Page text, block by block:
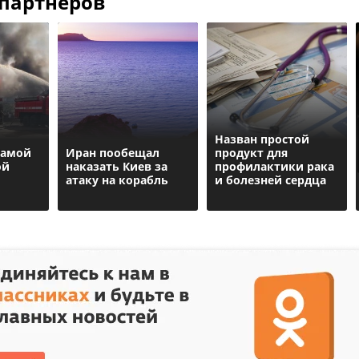
Иран пообещал
наказать Киев за
атаку на корабль
Назван простой
продукт для
профилактики рака
и болезней сердца